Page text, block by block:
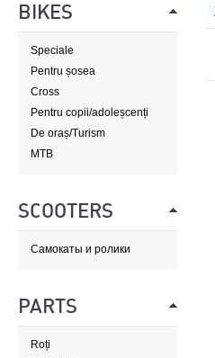
BIKES
Speciale
Pentru șosea
Cross
Pentru copii/adoleșcenți
De oraș/Turism
MTB
SCOOTERS
Самокаты и ролики
PARTS
Roți